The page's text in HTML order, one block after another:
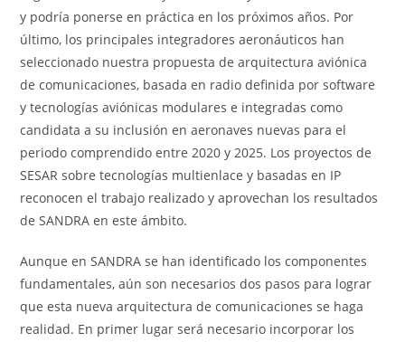
y podría ponerse en práctica en los próximos años. Por
último, los principales integradores aeronáuticos han
seleccionado nuestra propuesta de arquitectura aviónica
de comunicaciones, basada en radio definida por software
y tecnologías aviónicas modulares e integradas como
candidata a su inclusión en aeronaves nuevas para el
periodo comprendido entre 2020 y 2025. Los proyectos de
SESAR sobre tecnologías multienlace y basadas en IP
reconocen el trabajo realizado y aprovechan los resultados
de SANDRA en este ámbito.
Aunque en SANDRA se han identificado los componentes
fundamentales, aún son necesarios dos pasos para lograr
que esta nueva arquitectura de comunicaciones se haga
realidad. En primer lugar será necesario incorporar los